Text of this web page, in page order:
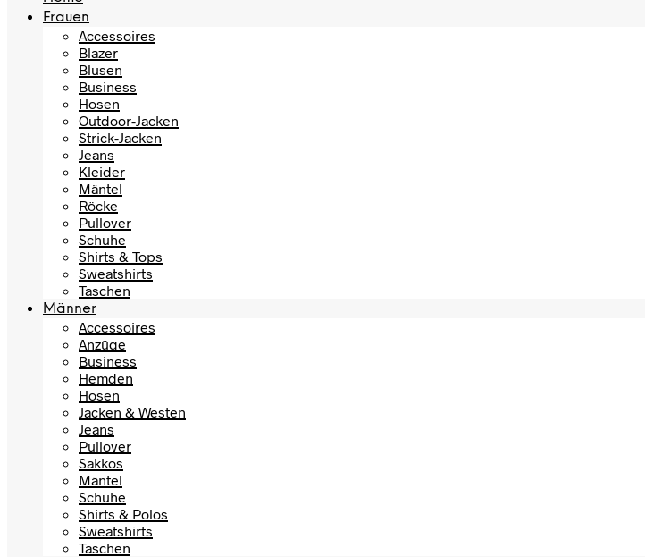
Frauen
Accessoires
Blazer
Blusen
Business
Hosen
Outdoor-Jacken
Strick-Jacken
Jeans
Kleider
Mäntel
Röcke
Pullover
Schuhe
Shirts & Tops
Sweatshirts
Taschen
Männer
Accessoires
Anzüge
Business
Hemden
Hosen
Jacken & Westen
Jeans
Pullover
Sakkos
Mäntel
Schuhe
Shirts & Polos
Sweatshirts
Taschen